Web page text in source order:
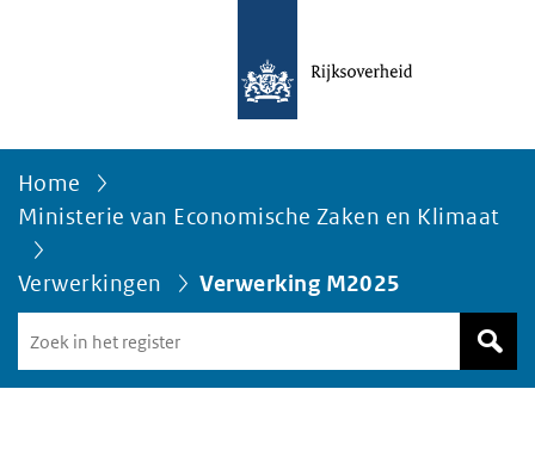
Home
Ministerie van Economische Zaken en Klimaat
Verwerkingen Verwerking M2025
in
het